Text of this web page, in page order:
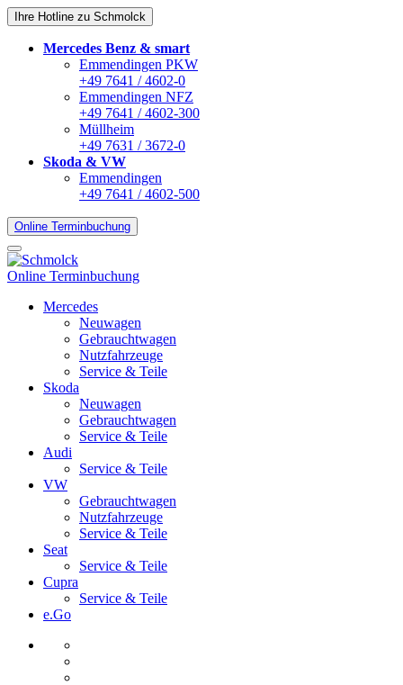
Ihre Hotline zu Schmolck
Mercedes Benz & smart
Emmendingen PKW
+49 7641 / 4602-0
Emmendingen NFZ
+49 7641 / 4602-300
Müllheim
+49 7631 / 3672-0
Skoda & VW
Emmendingen
+49 7641 / 4602-500
Online Terminbuchung
Online Terminbuchung
Mercedes
Neuwagen
Gebrauchtwagen
Nutzfahrzeuge
Service & Teile
Skoda
Neuwagen
Gebrauchtwagen
Service & Teile
Audi
Service & Teile
VW
Gebrauchtwagen
Nutzfahrzeuge
Service & Teile
Seat
Service & Teile
Cupra
Service & Teile
e.Go